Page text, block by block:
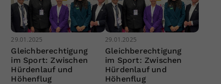
29.01.2025
Gleichberechtigung
im Sport: Zwischen
Hürdenlauf und
Höhenflug
29.01.2025
Gleichberechtigung
im Sport: Zwischen
Hürdenlauf und
Höhenflug